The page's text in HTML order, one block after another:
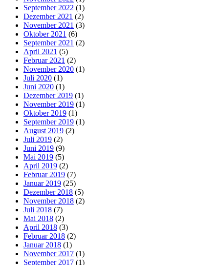
September 2022 (1)
Dezember 2021 (2)
November 2021 (3)
Oktober 2021 (6)
September 2021 (2)
April 2021 (5)
Februar 2021 (2)
November 2020 (1)
Juli 2020 (1)
Juni 2020 (1)
Dezember 2019 (1)
November 2019 (1)
Oktober 2019 (1)
September 2019 (1)
August 2019 (2)
Juli 2019 (2)
Juni 2019 (9)
Mai 2019 (5)
April 2019 (2)
Februar 2019 (7)
Januar 2019 (25)
Dezember 2018 (5)
November 2018 (2)
Juli 2018 (7)
Mai 2018 (2)
April 2018 (3)
Februar 2018 (2)
Januar 2018 (1)
November 2017 (1)
September 2017 (1)